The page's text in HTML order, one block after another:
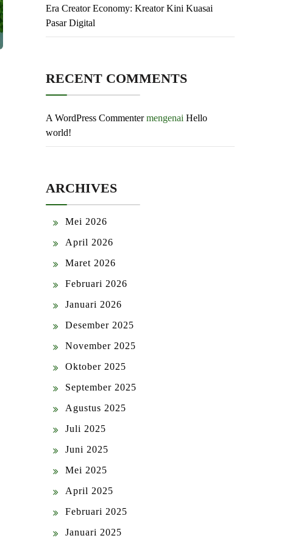
Era Creator Economy: Kreator Kini Kuasai
Pasar Digital
RECENT COMMENTS
A WordPress Commentermengenai Hello
world!
ARCHIVES
Mei 2026
April 2026
Maret 2026
Februari 2026
Januari 2026
Desember 2025
November 2025
Oktober 2025
September 2025
Agustus 2025
Juli 2025
Juni 2025
Mei 2025
April 2025
Februari 2025
Januari 2025